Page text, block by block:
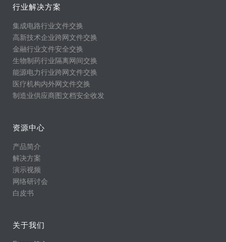
行业解决方案
集成电路行业文件交换
高新技术企业跨网文件交换
金融行业文件安全交换
生物制药行业隔离网间交换
能源电力行业跨网文件交换
医疗机构内外网文件交换
制造业供应商图文档安全收发
资源中心
产品简介
解决方案
演示视频
网络研讨会
白皮书
关于我们